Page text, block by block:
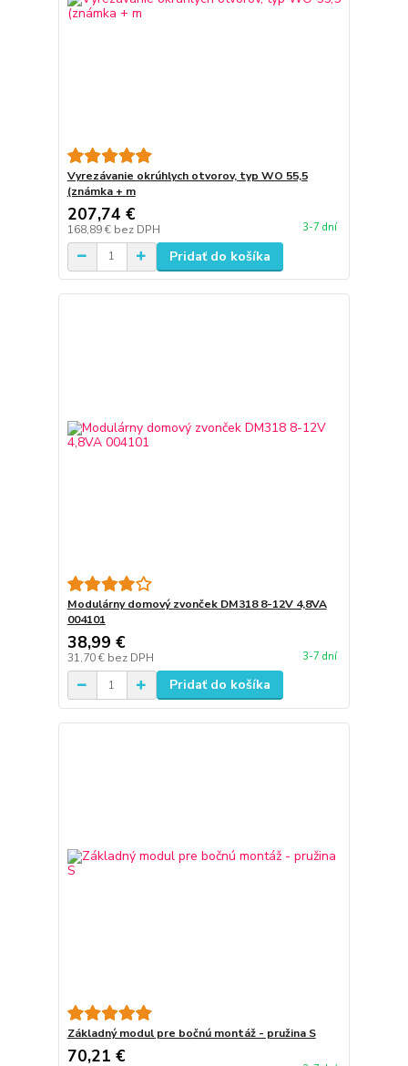
Vyrezávanie okrúhlych otvorov, typ WO 55,5
(známka + m
207,74 €
168,89 € bez DPH 3-7 dní
Pridať do košíka
Modulárny domový zvonček DM318 8-12V 4,8VA
004101
38,99 €
31,70 € bez DPH 3-7 dní
Pridať do košíka
Základný modul pre bočnú montáž - pružina S
70,21 €